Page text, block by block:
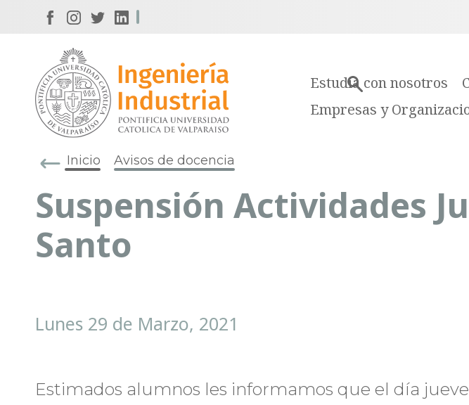
Estudia con nosotros
Empresas y
Inicio Avisos de docencia
Suspensión Actividades
Santo
Lunes 29 de Marzo, 2021
Estimados alumnos les informamos que el día